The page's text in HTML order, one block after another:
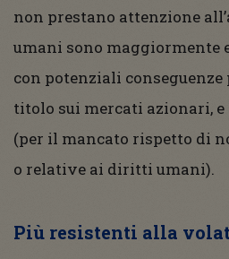
non prestano attenzione
umani sono maggiormente
con potenziali conseguenze
titolo sui mercati azionari,
(per il mancato rispetto di
o relative ai diritti umani).
Più resistenti alla